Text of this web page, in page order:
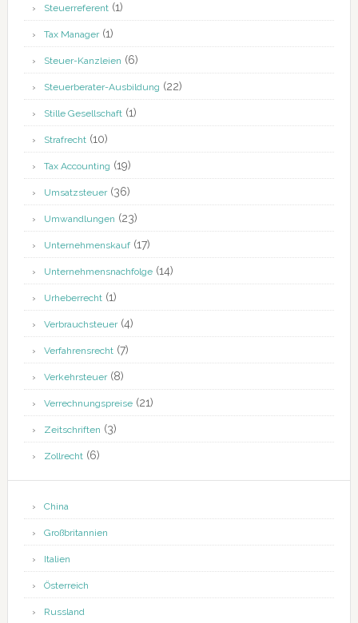
Steuerreferent(1)
Tax Manager(1)
Steuer-Kanzleien (6)
Steuerberater-Ausbildung (22)
Stille Gesellschaft(1)
Strafrecht(10)
Tax Accounting (19)
Umsatzsteuer(36)
Umwandlungen (23)
Unternehmenskauf(17)
Unternehmensnachfolge(14)
Urheberrecht(1)
Verbrauchsteuer(4)
Verfahrensrecht(7)
Verkehrsteuer(8)
Verrechnungspreise(21)
Zeitschriften (3)
Zollrecht(6)
China
Großbritannien
Italien
Österreich
Russland